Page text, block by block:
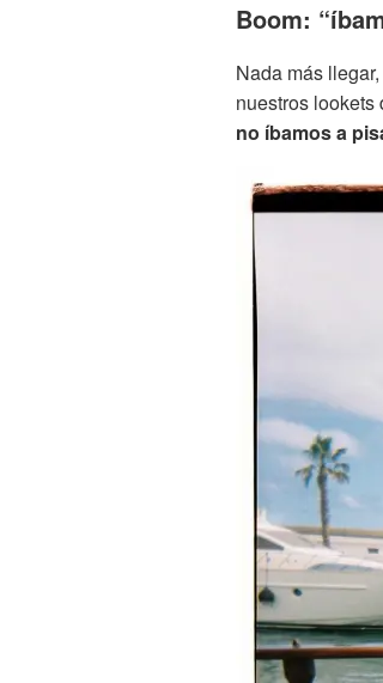
Boom:
Nada más
nuestros lookets
no íbamos a